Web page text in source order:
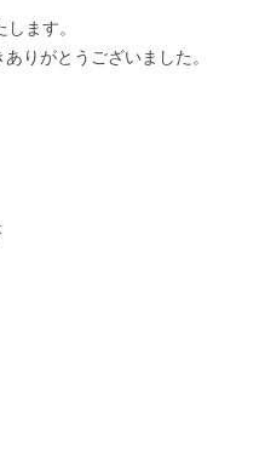
ます。
りがとうございました。